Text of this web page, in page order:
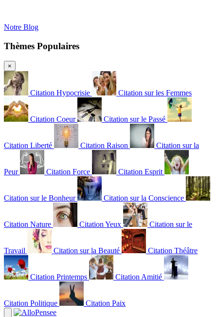
Notre Blog
Thèmes Populaires
×
Citation Hypocrisie Citation sur les Femmes
Citation Coeur Citation sur le Passé
Citation Liberté Citation Raison Citation sur la
Peur Citation Force Citation Esprit
Citation sur le Bonheur Citation sur la Conscience
Citation Nature Citation Yeux Citation sur le
Travail Citation sur la Beauté Citation Théâtre
Citation Printemps Citation Amitié
Citation Politique Citation Paix